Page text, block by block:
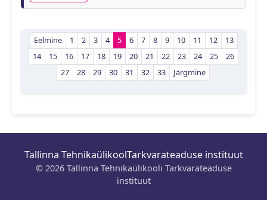
Eelmine 1 2 3 4 5 6 7 8 9 10 11 12
13
14
15 16 17 18 19 20 21 22 23 24 25
26
27
28 29 30 31 32 33 Järgmine
Tallinna TehnikaülikoolTarkvarateaduse instituut
© 2026 Tallinna Tehnikaülikooli Tarkvarateaduse
instituut